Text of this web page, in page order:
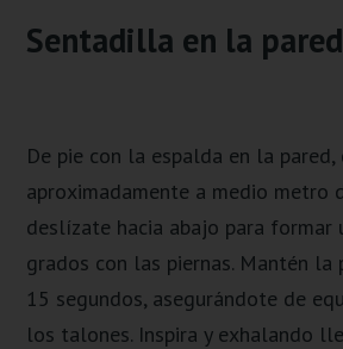
Sentadilla en la pared
De pie con la espalda en la pared,
aproximadamente a medio metro
deslízate hacia abajo para formar
grados con las piernas. Mantén la
15 segundos, asegurándote de
los talones. Inspira y exhalando